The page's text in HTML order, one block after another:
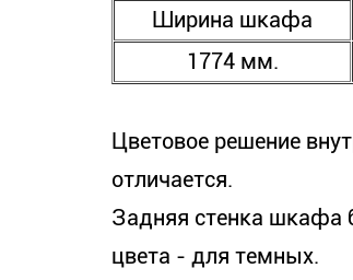
Ширина шкафа
1774 мм.
Цветовое решение
отличается.
Задняя стенка шкафа
цвета - для темных.